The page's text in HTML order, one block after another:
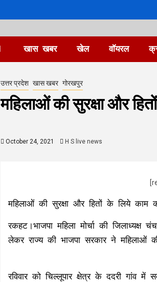
खास खबर खेल वॉयरल
उत्तर प्रदेश खास खबर गोरखपुर
महिलाओं की सुरक्षा और
October 24, 2021 H S live news
महिलाओं की सुरक्षा और हितों के लिये काम
रकहट।भाजपा महिला मोर्चा की
लेकर राज्य की भाजपा सरकार ने महिलाओं
रविवार को चिल्लूपार क्षेत्र के ददरी गांव में